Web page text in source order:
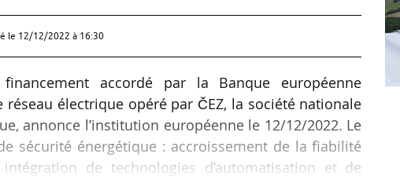
le 12/12/2022 à 16:30
accordé par la Banque européenne
électrique opéré par ČEZ, la société nationale
annonce l’institution européenne le 12/12/2022. Le
sécurité énergétique : accroissement de la fiabilité
de technologies d’automatisation et de